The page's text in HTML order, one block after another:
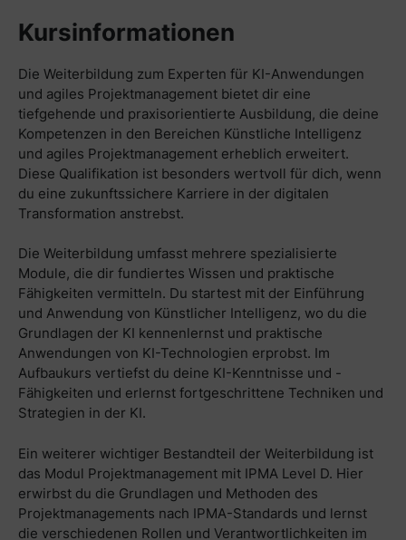
Kursinformationen
Die Weiterbildung zum Experten für KI-Anwendungen
und agiles Projektmanagement bietet dir eine
tiefgehende und praxisorientierte Ausbildung, die deine
Kompetenzen in den Bereichen Künstliche Intelligenz
und agiles Projektmanagement erheblich erweitert.
Diese Qualifikation ist besonders wertvoll für dich, wenn
du eine zukunftssichere Karriere in der digitalen
Transformation anstrebst.
Die Weiterbildung umfasst mehrere spezialisierte
Module, die dir fundiertes Wissen und praktische
Fähigkeiten vermitteln. Du startest mit der Einführung
und Anwendung von Künstlicher Intelligenz, wo du die
Grundlagen der KI kennenlernst und praktische
Anwendungen von KI-Technologien erprobst. Im
Aufbaukurs vertiefst du deine KI-Kenntnisse und -
Fähigkeiten und erlernst fortgeschrittene Techniken und
Strategien in der KI.
Ein weiterer wichtiger Bestandteil der Weiterbildung ist
das Modul Projektmanagement mit IPMA Level D. Hier
erwirbst du die Grundlagen und Methoden des
Projektmanagements nach IPMA-Standards und lernst
die verschiedenen Rollen und Verantwortlichkeiten im